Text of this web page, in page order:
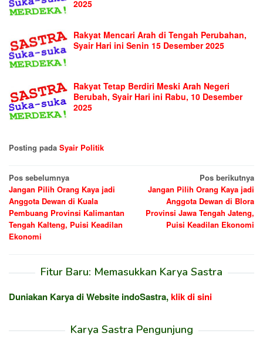
2025
Rakyat Mencari Arah di Tengah Perubahan,
Syair Hari ini Senin 15 Desember 2025
Rakyat Tetap Berdiri Meski Arah Negeri
Berubah, Syair Hari ini Rabu, 10 Desember
2025
Posting pada Syair Politik
Navigasi
pos
Pos sebelumnya
Jangan Pilih Orang Kaya jadi
Anggota Dewan di Kuala
Pembuang Provinsi Kalimantan
Tengah Kalteng, Puisi Keadilan
Ekonomi
Pos berikutnya
Jangan Pilih Orang Kaya jadi
Anggota Dewan di Blora
Provinsi Jawa Tengah Jateng,
Puisi Keadilan Ekonomi
Fitur Baru: Memasukkan Karya Sastra
Duniakan Karya di Website indoSastra,klik di sini
Karya Sastra Pengunjung